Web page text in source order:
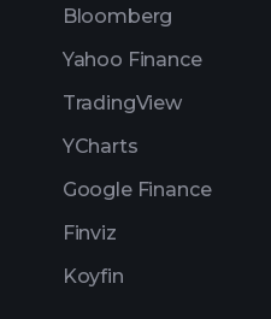
Bloomberg
Yahoo Finance
TradingView
YCharts
Google Finance
Finviz
Koyfin